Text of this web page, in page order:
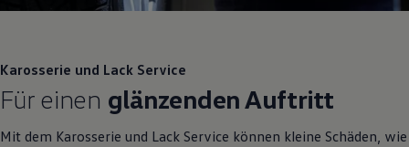
Karosserie und Lack Service
Für einen glänzenden Auftritt
Mit dem Karosserie und Lack Service können kleine Schäden, wie